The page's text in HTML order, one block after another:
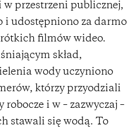
w przestrzeni publicznej,
i udostępniono za darmo
filmów wideo.
skład,
wody uczyniono
którzy przyodziali
i w – zazwyczaj –
stawali się wodą. To